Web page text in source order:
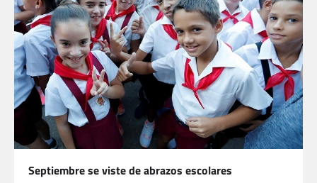
Septiembre se viste de abrazos escolares